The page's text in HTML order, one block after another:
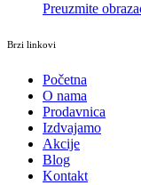
Preuzmite
Brzi linkovi
Početna
O nama
Prodavnica
Izdvajamo
Akcije
Blog
Kontakt